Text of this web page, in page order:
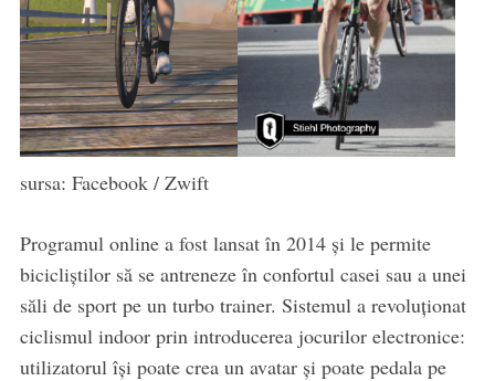
sursa: Facebook / Zwift
Programul online a fost lansat în 2014 și le permite
bicicliștilor să se antreneze în confortul casei sau a unei
săli de sport pe un turbo trainer. Sistemul a revoluționat
ciclismul indoor prin introducerea jocurilor electronice:
utilizatorul își poate crea un avatar și poate pedala pe